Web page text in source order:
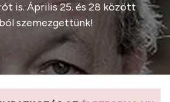
is. Április 25. és 28 között
szemezgettünk!